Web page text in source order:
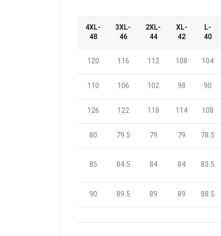
L-
40
XL-
42
2XL-
44
3XL-
46
4XL-
48
104
108
112
116
120
90
98
102
106
110
108
114
118
122
126
78.5
79
79
79.5
80
83.5
84
84
84.5
85
88.5
89
89
89.5
90